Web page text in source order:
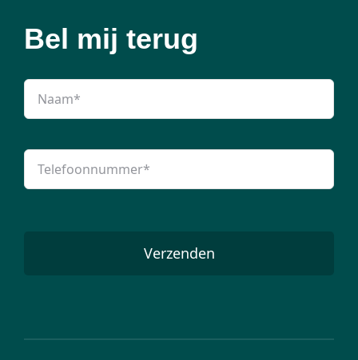
Bel mij terug
Verzenden